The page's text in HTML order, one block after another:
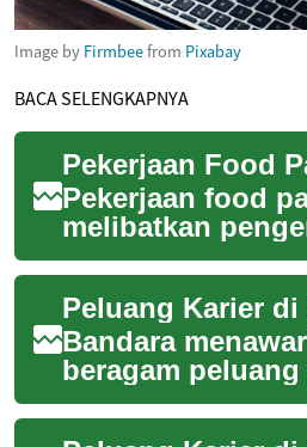
Image by Firmbeefrom Pixabay
BACA SELENGKAPNYA
Pekerjaan food
melibatkan
produk makanan
produksi,
siap untuk distr...
Bandara
beragam
yang melibatkan
keselamatan,